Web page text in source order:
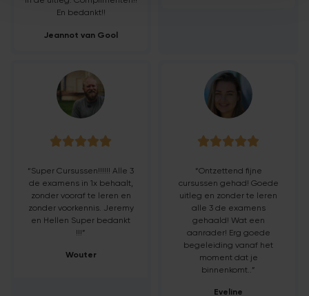
En bedankt!!
Jeannot van Gool

“Super Cursussen!!!!!! Alle 3
de examens in 1x behaalt,
zonder vooraf te leren en
zonder voorkennis. Jeremy
en Hellen Super bedankt
!!!”
Wouter

“Ontzettend fijne
cursussen gehad! Goede
uitleg en zonder te leren
alle 3 de examens
gehaald! Wat een
aanrader! Erg goede
begeleiding vanaf het
moment dat je
binnenkomt..”
Eveline